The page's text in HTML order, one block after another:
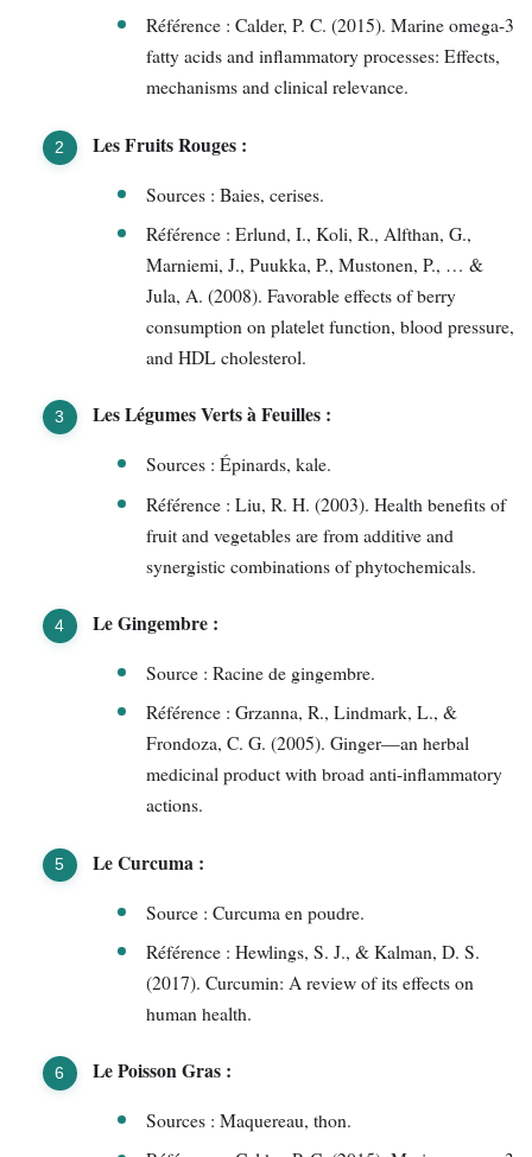
Référence : Calder, P. C. (2015). Marine omega-3
fatty acids and inflammatory processes: Effects,
mechanisms and clinical relevance.
Les Fruits Rouges :
Sources : Baies, cerises.
Référence : Erlund, I., Koli, R., Alfthan, G.,
Marniemi, J., Puukka, P., Mustonen, P., … &
Jula, A. (2008). Favorable effects of berry
consumption on platelet function, blood pressure,
and HDL cholesterol.
Les Légumes Verts à Feuilles :
Sources : Épinards, kale.
Référence : Liu, R. H. (2003). Health benefits of
fruit and vegetables are from additive and
synergistic combinations of phytochemicals.
Le Gingembre :
Source : Racine de gingembre.
Référence : Grzanna, R., Lindmark, L., &
Frondoza, C. G. (2005). Ginger—an herbal
medicinal product with broad anti-inflammatory
actions.
Le Curcuma :
Source : Curcuma en poudre.
Référence : Hewlings, S. J., & Kalman, D. S.
(2017). Curcumin: A review of its effects on
human health.
Le Poisson Gras :
Sources : Maquereau, thon.